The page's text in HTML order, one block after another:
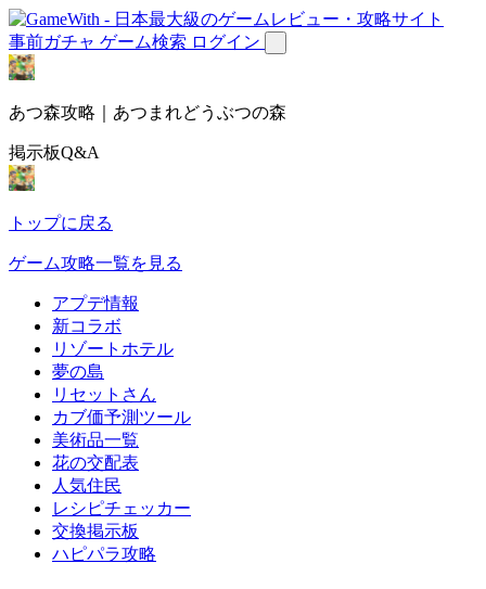
事前ガチャ ゲーム検索 ログイン
あつ森攻略｜あつまれどうぶつの森
掲示板Q&A
トップに戻る
ゲーム攻略一覧を見る
アプデ情報
新コラボ
リゾートホテル
夢の島
リセットさん
カブ価予測ツール
美術品一覧
花の交配表
人気住民
レシピチェッカー
交換掲示板
ハピパラ攻略